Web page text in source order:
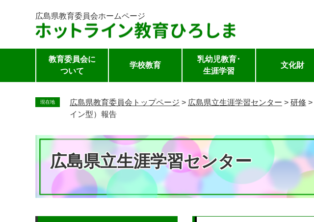
ー
し
広島県教育委員会ホームページ
教育委員会に
ついて
学校教育
乳幼児教育･
生涯学習
文化財
現在地 広島県教育委員会トップページ > 広島県立生涯学習センター > 研修 >
イン型）報告
広島県立生涯学習センター